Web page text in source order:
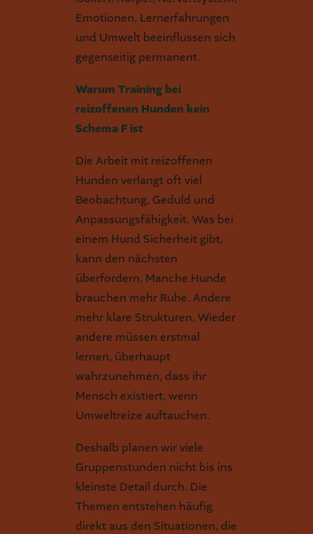
Emotionen, Lernerfahrungen
und Umwelt beeinflussen sich
gegenseitig permanent.
Warum Training bei
reizoffenen Hunden kein
Schema F ist
Die Arbeit mit reizoffenen
Hunden verlangt oft viel
Beobachtung, Geduld und
Anpassungsfähigkeit. Was bei
einem Hund Sicherheit gibt,
kann den nächsten
überfordern. Manche Hunde
brauchen mehr Ruhe. Andere
mehr klare Strukturen. Wieder
andere müssen erstmal
lernen, überhaupt
wahrzunehmen, dass ihr
Mensch existiert, wenn
Umweltreize auftauchen.
Deshalb planen wir viele
Gruppenstunden nicht bis ins
kleinste Detail durch. Die
Themen entstehen häufig
direkt aus den Situationen, die